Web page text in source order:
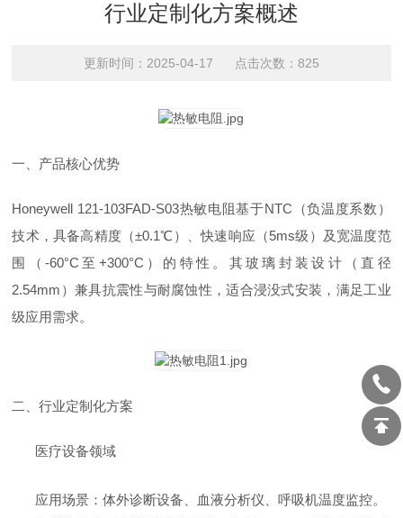
行业定制化方案概述
更新时间：2025-04-17 点击次数：825
一、产品核心优势
Honeywell 121-103FAD-S03热敏电阻基于NTC（负温度系数）
技术，具备高精度（±0.1℃）、快速响应（5ms级）及宽温度范
围（-60°C至+300°C）的特性。其玻璃封装设计（直径
2.54mm）兼具抗震性与耐腐蚀性，适合浸没式安装，满足工业
级应用需求。
二、行业定制化方案
医疗设备领域
应用场景：体外诊断设备、血液分析仪、呼吸机温度监控。